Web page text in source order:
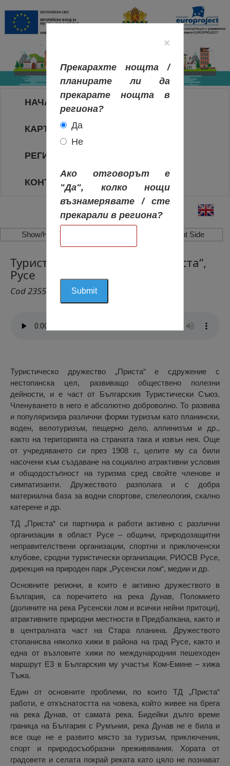
НАЧАЛО
КАРТА НА РЕГИОНИТЕ
РЕГИОНИ
КОНТАКТИ
Show/Hide Left Side Show/Hide Right Side
Туристическо дружество „Приста“,
Русе
Cod 2355
Туристическо дружество „Приста“ е сдружение с
нестопанска цел, развиващо обществено полезни
дейности, и е част от Българския Туристически Съюз.
Членуването в него е абсолютно доброволно. То развива
и популяризира различни форми туризъм като планински,
воден, велотуризъм, пещерно дело, алпинизъм и др.,
както на територията на страната така и извън нея. Още
от учредяването си през 1908 г., целите му са били
насочени към създаване на социално атрактивни условия
и общодостъпност на туризма сред свойте членове и
симпатизанти. Дружеството разполага и с добра
материална база за водни спортове, спелеология, скално
катерене и др.
ТД „Приста“ си партнира и работи активно с различни
организации в област Русе – общини, природозащитни
неправителствени организации, спортни и приключенски
клубове, сродни туристически организации, РИОСВ Русе,
дирекция на природен парк „Русенски лом“, медии и др.
Основните региони, в които е активно дружеството в
България, са поречитето на река Дунав, Поломието
(долините на река Русенски лом и всички нейни притоци),
атрактивните природни местности в Предбалкана, както и
в централната част на Стара планина. Дружеството
стопанисва няколко хижи в района на град Русе, както и
една от възловите хижи по международния пешеходен
маршрут Е3 в Българския му участък Ком-Емине – хижа
Тъжа.
Един от основните проблеми, по които ТД „Приста“
работи, е откъснатостта на човека, който живее на брега
на река Дунав, от самата река. Бидейки дълго време
граница на България с Румъния, река Дунав не е билa и
все още не е развито място за туризъм, приключения,
спорт и природосъобразни преживявания. Хората от
градовете и селата покрай реката като цяло не познават
×
Прекарахте нощта /
планирате ли да
прекарате нощта в
региона?
Да
Не
Ако отговорът е
"Да", колко нощи
възнамерявате / сте
прекарали в региона?